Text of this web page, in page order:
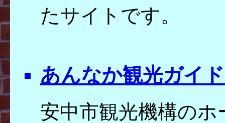
たサイトです。
あんなか観光ガ
安中市観光機